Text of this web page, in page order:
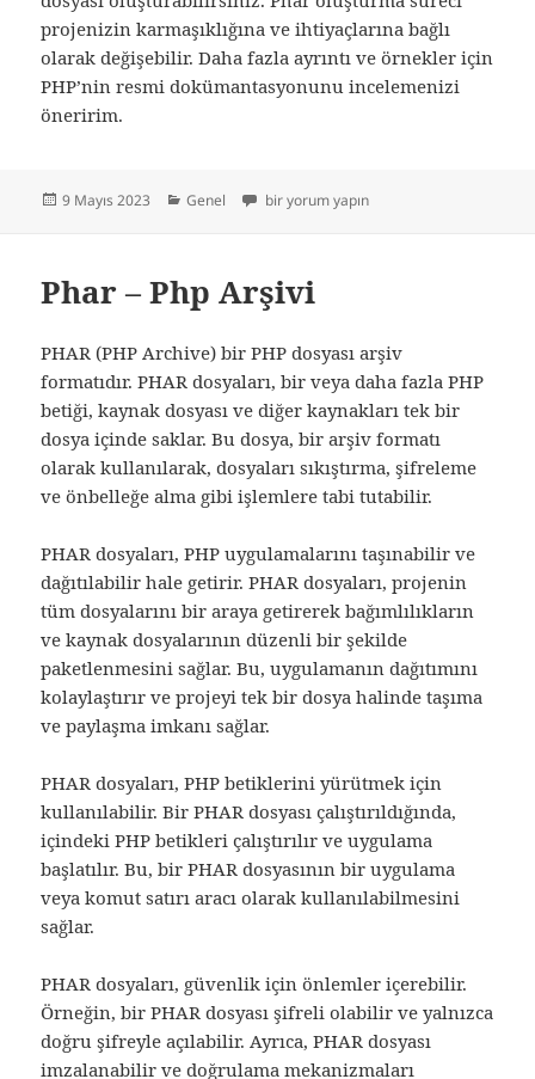
projenizin karmaşıklığına ve ihtiyaçlarına bağlı
olarak değişebilir. Daha fazla ayrıntı ve örnekler için
PHP’nin resmi dokümantasyonunu incelemenizi
öneririm.
Yayın
9 Mayıs 2023 Kategoriler
Genel Php Arşiv – Phar Dosyası Oluşturmak için
bir yorum yapın
Phar – Php Arşivi
PHAR (PHP Archive) bir PHP dosyası arşiv
formatıdır. PHAR dosyaları, bir veya daha fazla PHP
betiği, kaynak dosyası ve diğer kaynakları tek bir
dosya içinde saklar. Bu dosya, bir arşiv formatı
olarak kullanılarak, dosyaları sıkıştırma, şifreleme
ve önbelleğe alma gibi işlemlere tabi tutabilir.
PHAR dosyaları, PHP uygulamalarını taşınabilir ve
dağıtılabilir hale getirir. PHAR dosyaları, projenin
tüm dosyalarını bir araya getirerek bağımlılıkların
ve kaynak dosyalarının düzenli bir şekilde
paketlenmesini sağlar. Bu, uygulamanın dağıtımını
kolaylaştırır ve projeyi tek bir dosya halinde taşıma
ve paylaşma imkanı sağlar.
PHAR dosyaları, PHP betiklerini yürütmek için
kullanılabilir. Bir PHAR dosyası çalıştırıldığında,
içindeki PHP betikleri çalıştırılır ve uygulama
başlatılır. Bu, bir PHAR dosyasının bir uygulama
veya komut satırı aracı olarak kullanılabilmesini
sağlar.
PHAR dosyaları, güvenlik için önlemler içerebilir.
Örneğin, bir PHAR dosyası şifreli olabilir ve yalnızca
doğru şifreyle açılabilir. Ayrıca, PHAR dosyası
imzalanabilir ve doğrulama mekanizmaları